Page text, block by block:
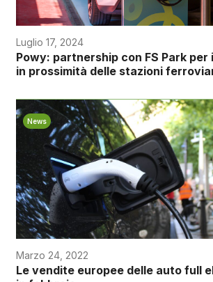
Luglio 17, 2024
Powy: partnership con FS Park
in prossimità delle stazioni
News
Marzo 24, 2022
Le vendite europee delle auto full